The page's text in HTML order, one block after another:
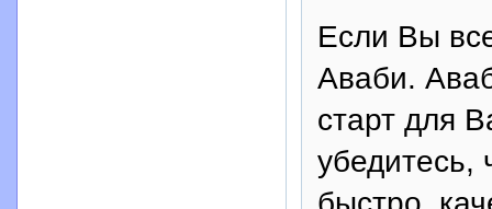
Если Вы
Аваби.
старт для
убедитесь,